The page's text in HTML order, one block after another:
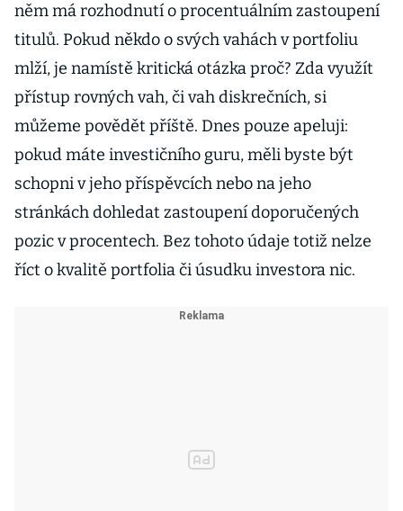
něm má rozhodnutí o procentuálním zastoupení
titulů. Pokud někdo o svých vahách v portfoliu
mlží, je namístě kritická otázka proč? Zda využít
přístup rovných vah, či vah diskrečních, si
můžeme povědět příště. Dnes pouze apeluji:
pokud máte investičního guru, měli byste být
schopni v jeho příspěvcích nebo na jeho
stránkách dohledat zastoupení doporučených
pozic v procentech. Bez tohoto údaje totiž nelze
říct o kvalitě portfolia či úsudku investora nic.